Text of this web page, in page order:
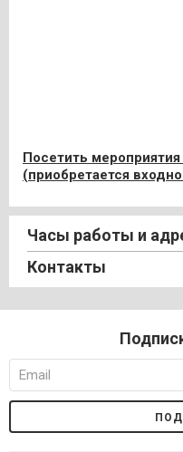
Посетить
(приобретается
Часы работы и
Контакты